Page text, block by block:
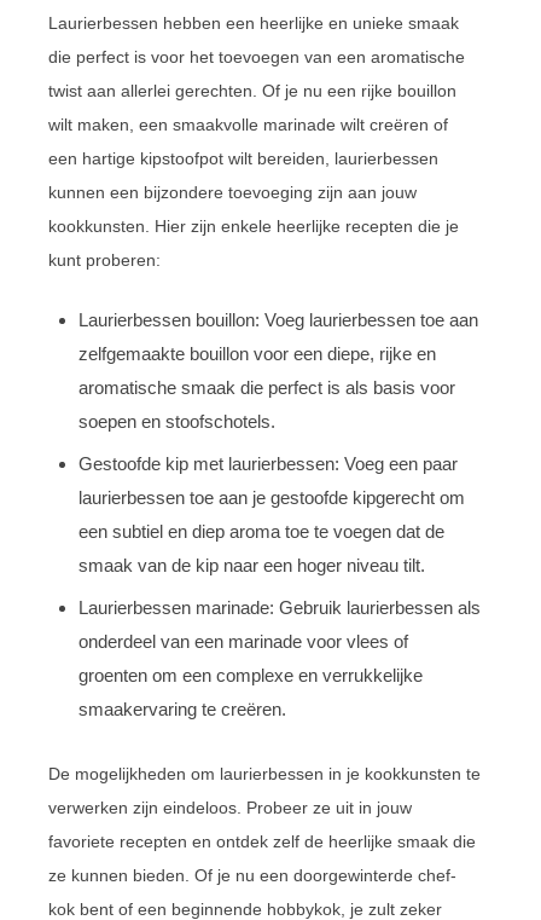
Laurierbessen hebben een heerlijke en unieke smaak
die perfect is voor het toevoegen van een aromatische
twist aan allerlei gerechten. Of je nu een rijke bouillon
wilt maken, een smaakvolle marinade wilt creëren of
een hartige kipstoofpot wilt bereiden, laurierbessen
kunnen een bijzondere toevoeging zijn aan jouw
kookkunsten. Hier zijn enkele heerlijke recepten die je
kunt proberen:
Laurierbessen bouillon: Voeg laurierbessen toe aan
zelfgemaakte bouillon voor een diepe, rijke en
aromatische smaak die perfect is als basis voor
soepen en stoofschotels.
Gestoofde kip met laurierbessen: Voeg een paar
laurierbessen toe aan je gestoofde kipgerecht om
een subtiel en diep aroma toe te voegen dat de
smaak van de kip naar een hoger niveau tilt.
Laurierbessen marinade: Gebruik laurierbessen als
onderdeel van een marinade voor vlees of
groenten om een complexe en verrukkelijke
smaakervaring te creëren.
De mogelijkheden om laurierbessen in je kookkunsten te
verwerken zijn eindeloos. Probeer ze uit in jouw
favoriete recepten en ontdek zelf de heerlijke smaak die
ze kunnen bieden. Of je nu een doorgewinterde chef-
kok bent of een beginnende hobbykok, je zult zeker